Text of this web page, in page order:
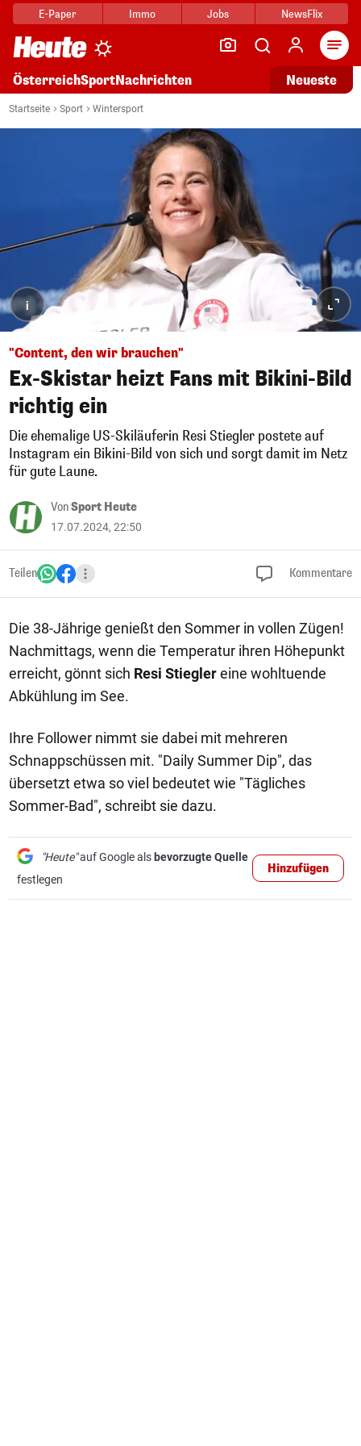
E-Paper Immo Jobs NewsFlix
ÖsterreichSportNachrichten Neueste
Startseite Sport Wintersport
i
"Content, den wir brauchen"
Ex-Skistar heizt Fans mit Bikini-Bild
richtig ein
Die ehemalige US-Skiläuferin Resi Stiegler postete auf
Instagram ein Bikini-Bild von sich und sorgt damit im Netz
für gute Laune.
VonSport Heute
17.07.2024, 22:50
Teilen Kommentare
Die 38-Jährige genießt den Sommer in vollen Zügen!
Nachmittags, wenn die Temperatur ihren Höhepunkt
erreicht, gönnt sich Resi Stieglereine wohltuende
Abkühlung im See.
Ihre Follower nimmt sie dabei mit mehreren
Schnappschüssen mit. "Daily Summer Dip", das
übersetzt etwa so viel bedeutet wie "Tägliches
Sommer-Bad", schreibt sie dazu.
"Heute"auf Google als bevorzugte Quelle
festlegen
Hinzufügen